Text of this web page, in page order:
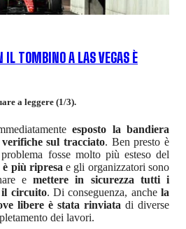
TOMBINO A LAS VEGAS È
a leggere (1/3).
esposto la bandiera
sul tracciato. Ben presto è
fosse molto più esteso del
è più ripresae gli organizzatori sono
emettere in sicurezza tutti i
circuito. Di conseguenza, anche la
libere è stata rinviata di diverse
dei lavori.